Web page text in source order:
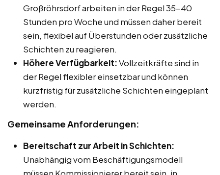
Großröhrsdorf arbeiten in der Regel 35-40
Stunden pro Woche und müssen daher bereit
sein, flexibel auf Überstunden oder zusätzliche
Schichten zu reagieren.
Höhere Verfügbarkeit:Vollzeitkräfte sind in
der Regel flexibler einsetzbar und können
kurzfristig für zusätzliche Schichten eingeplant
werden.
Gemeinsame Anforderungen:
Bereitschaft zur Arbeit in Schichten:
Unabhängig vom Beschäftigungsmodell